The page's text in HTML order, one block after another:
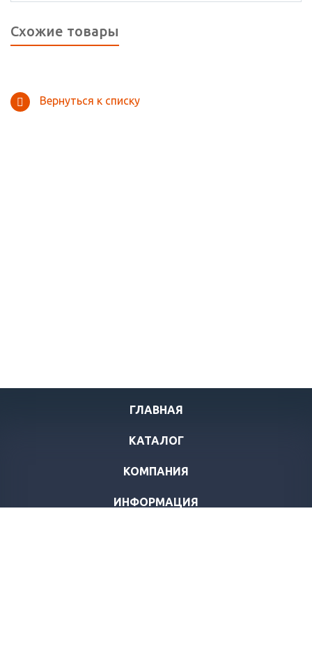
Схожие товары
Вернуться к списку
ГЛАВНАЯ
КАТАЛОГ
КОМПАНИЯ
ИНФОРМАЦИЯ